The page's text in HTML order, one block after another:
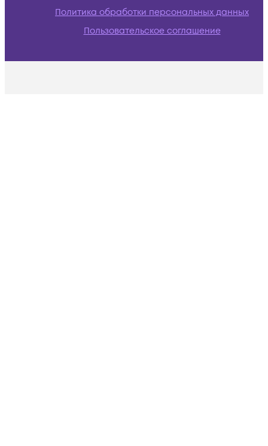
Политика обработки персональных данных
Пользовательское соглашение